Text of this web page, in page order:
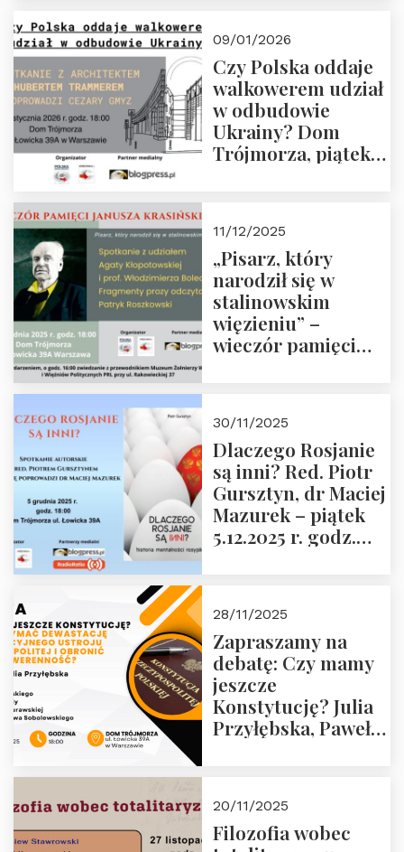
godz. 18:00.
Zapraszamy!
09/01/2026
Czy Polska oddaje
walkowerem udział
w odbudowie
Ukrainy? Dom
Trójmorza, piątek
11/12/2025
„Pisarz, który
narodził się w
stalinowskim
więzieniu” –
wieczór pamięci
zwiedzanie
Muzeum Żołnierzy
Wyklętych i
Więźniów
Politycznych PRL o
godz. 16:00 – 19
30/11/2025
Dlaczego Rosjanie
są inni? Red. Piotr
Gursztyn, dr Maciej
Mazurek – piątek
5.12.2025 r. godz.
28/11/2025
Zapraszamy na
debatę: Czy mamy
jeszcze
Konstytucję? Julia
Przyłębska, Paweł
Przemysław
Sobolewski – 4
20/11/2025
Filozofia wobec